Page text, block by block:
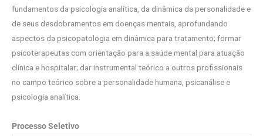
fundamentos da psicologia analítica, da dinâmica da personalidade e
de seus desdobramentos em doenças mentais, aprofundando
aspectos da psicopatologia em dinâmica para tratamento; formar
psicoterapeutas com orientação para a saúde mental para atuação
clínica e hospitalar; dar instrumental teórico a outros profissionais
no campo teórico sobre a personalidade humana, psicanálise e
psicologia analítica.
Processo Seletivo